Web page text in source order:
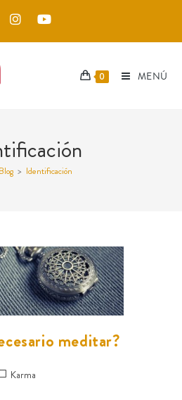
0 MENÚ
Blog > Identificación
meditar?
Karma